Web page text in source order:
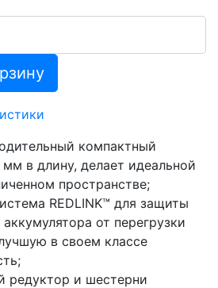
компактный
мм в длину, делает идеальной
пространстве;
REDLINK™ для защиты
от перегрузки
в своем классе
редуктор и шестерни